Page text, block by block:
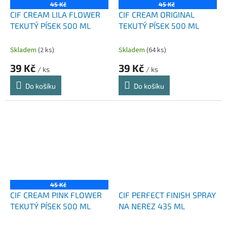
45 Kč
CIF CREAM LILA FLOWER
TEKUTÝ PÍSEK 500 ML
Skladem (2 ks)
39 Kč / ks
Do košíku
45 Kč
CIF CREAM ORIGINAL
TEKUTÝ PÍSEK 500 ML
Skladem (64 ks)
39 Kč / ks
Do košíku
45 Kč
CIF CREAM PINK FLOWER
TEKUTÝ PÍSEK 500 ML
CIF PERFECT FINISH SPRAY
NA NEREZ 435 ML